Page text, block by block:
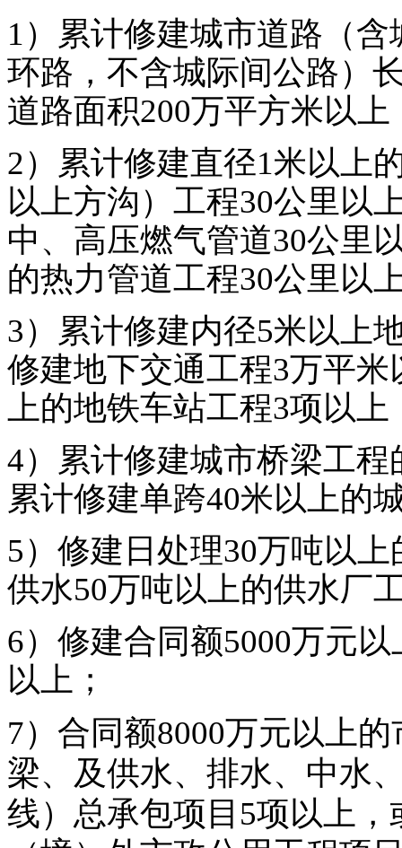
1）累计修建城市道路（
环路，不含城际间公路）
道路面积200万平方米以上
2）累计修建直径1米以上
以上方沟）工程30公里以
中、高压燃气管道30公里
的热力管道工程30公里以
3）累计修建内径5米以上
修建地下交通工程3万平
上的地铁车站工程3项以上
4）累计修建城市桥梁工
累计修建单跨40米以上的
5）修建日处理30万吨以
供水50万吨以上的供水厂
6）修建合同额5000万元
以上；
7）合同额8000万元以上
梁、及供水、排水、中水
线）总承包项目5项以上